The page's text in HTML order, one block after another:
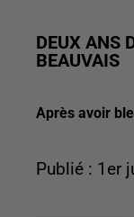
DEUX ANS
BEAUVAIS
Après avoir
Publié : 1er